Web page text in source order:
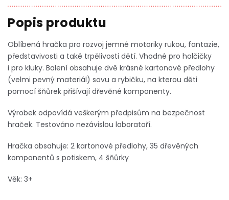
Oblíbená hračka pro rozvoj jemné motoriky rukou, fantazie,
představivosti a také trpělivosti dětí. Vhodné pro holčičky
i pro kluky. Balení obsahuje dvě krásné kartonové předlohy
(velmi pevný materiál) sovu a rybičku, na kterou děti
pomocí šňůrek přišívají dřevěné komponenty.
Výrobek odpovídá veškerým předpisům na bezpečnost
hraček. Testováno nezávislou laboratoří.
Hračka obsahuje: 2 kartonové předlohy, 35 dřevěných
komponentů s potiskem, 4 šňůrky
Věk: 3+